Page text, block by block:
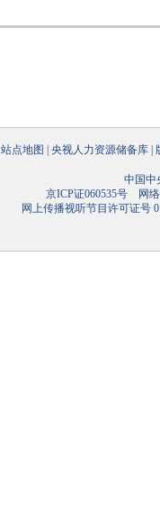
站点地图 央视人力资源储备库
中国中
京ICP证060535号网络
网上传播视听节目许可证号